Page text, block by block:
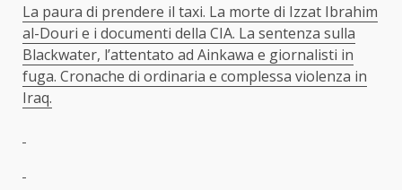
La paura di prendere il taxi. La morte di Izzat Ibrahim
al-Douri e i documenti della CIA. La sentenza sulla
Blackwater, l’attentato ad Ainkawa e giornalisti in
fuga. Cronache di ordinaria e complessa violenza in
Iraq.